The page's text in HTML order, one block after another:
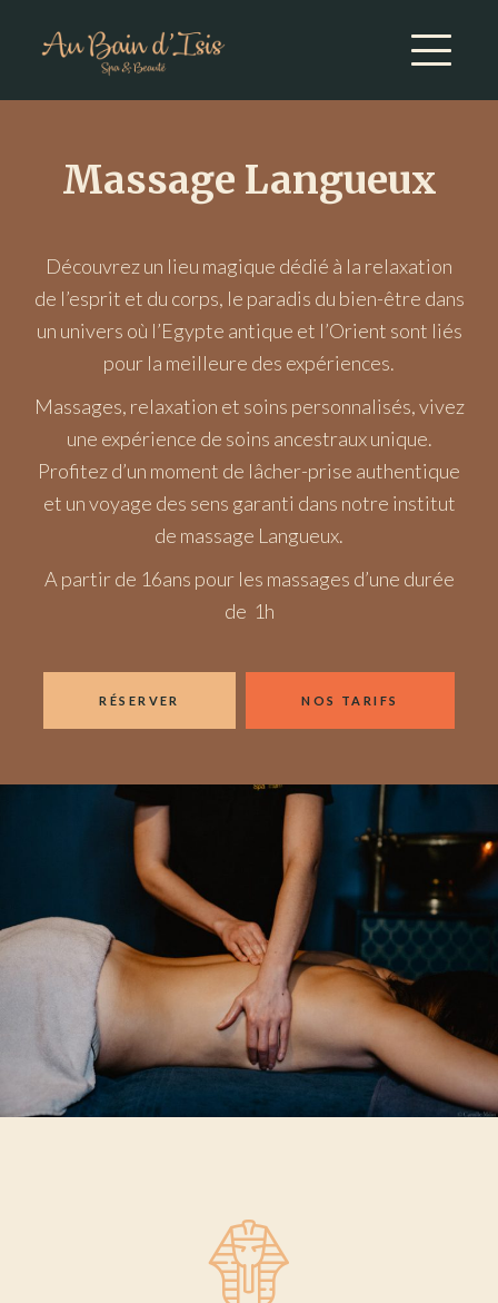
Massage Langueux
Découvrez un lieu magique dédié à la relaxation
de l’esprit et du corps, le paradis du bien-être dans
un univers où l’Egypte antique et l’Orient sont liés
pour la meilleure des expériences.
Massages, relaxation et soins personnalisés, vivez
une expérience de soins ancestraux unique.
Profitez d’un moment de lâcher-prise authentique
et un voyage des sens garanti dans notre institut
de massage Langueux.
A partir de 16ans pour les massages d’une durée
de 1h
RÉSERVER NOS TARIFS